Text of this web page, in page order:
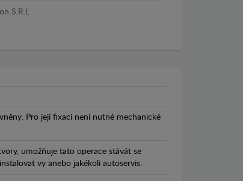
S.R.L
Pro její fixaci není nutné mechanické
umožňuje tato operace stávát se
vy anebo jakékoli autoservis.